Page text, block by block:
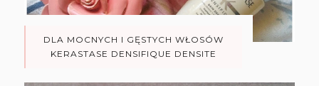
DLA MOCNYCH I GĘSTYCH WŁOSÓW
KERASTASE DENSIFIQUE DENSITE